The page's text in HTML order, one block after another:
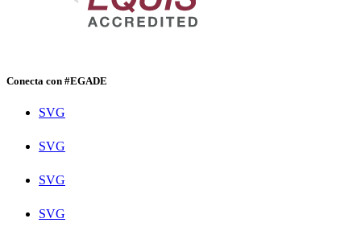
Conecta con #EGADE
SVG
SVG
SVG
SVG